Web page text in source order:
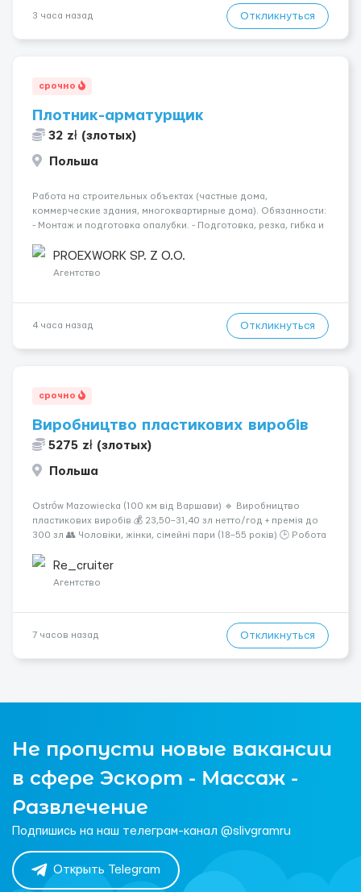
3 часа назад Откликнуться
срочно
Плотник-арматурщик
32 zł (злотых)
Польша
Работа на строительных объектах (частные дома,
коммерческие здания, многоквартирные дома). Обязанности:
- Монтаж и подготовка опалубки. - Подготовка, резка, гибка и
Связка арматурных стержней. - Заливка бетона. - Демонтаж
опалубки после за...
PROEXWORK SP. Z O.O.
Агентство
4 часа назад Откликнуться
срочно
Виробництво пластикових виробів
5275 zł (злотых)
Польша
Ostrów Mazowiecka (100 км від Варшави) 🔹 Виробництво
пластикових виробів 💰 23,50–31,40 зл нетто/год + премія до
300 зл 👥 Чоловіки, жінки, сімейні пари (18–55 років) 🕒 Робота
житло — 400 зл. 📦 Обов...
Re_cruiter
Агентство
7 часов назад Откликнуться
Не пропусти новые вакансии
в сфере Эскорт - Массаж -
Развлечение
Подпишись на наш телеграм-канал @slivgramru
Открыть Telegram